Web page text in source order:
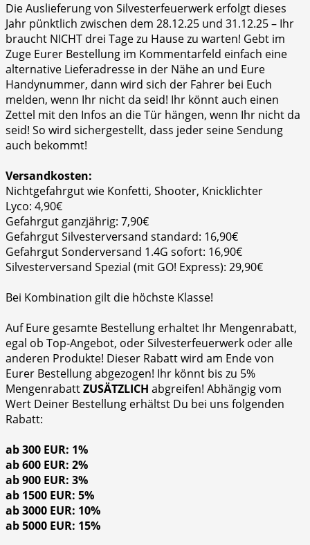
Die Auslieferung von Silvesterfeuerwerk erfolgt dieses
Jahr pünktlich zwischen dem 28.12.25 und 31.12.25 – Ihr
braucht NICHT drei Tage zu Hause zu warten! Gebt im
Zuge Eurer Bestellung im Kommentarfeld einfach eine
alternative Lieferadresse in der Nähe an und Eure
Handynummer, dann wird sich der Fahrer bei Euch
melden, wenn Ihr nicht da seid! Ihr könnt auch einen
Zettel mit den Infos an die Tür hängen, wenn Ihr nicht da
seid! So wird sichergestellt, dass jeder seine Sendung
auch bekommt!
Versandkosten:
Nichtgefahrgut wie Konfetti, Shooter, Knicklichter
Lyco: 4,90€
Gefahrgut ganzjährig: 7,90€
Gefahrgut Silvesterversand standard: 16,90€
Gefahrgut Sonderversand 1.4G sofort: 16,90€
Silvesterversand Spezial (mit GO! Express): 29,90€
Bei Kombination gilt die höchste Klasse!
Auf Eure gesamte Bestellung erhaltet Ihr Mengenrabatt,
egal ob Top-Angebot, oder Silvesterfeuerwerk oder alle
anderen Produkte! Dieser Rabatt wird am Ende von
Eurer Bestellung abgezogen! Ihr könnt bis zu 5%
MengenrabattZUSÄTZLICH abgreifen! Abhängig vom
Wert Deiner Bestellung erhältst Du bei uns folgenden
Rabatt:
ab 300 EUR: 1%
ab 600 EUR: 2%
ab 900 EUR: 3%
ab 1500 EUR: 5%
ab 3000 EUR: 10%
ab 5000 EUR: 15%